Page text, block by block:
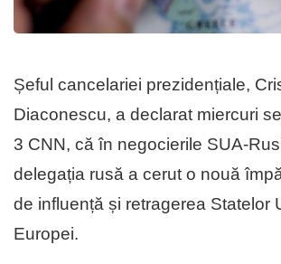
Șeful cancelariei prezidențiale,
Diaconescu, a declarat miercuri
3 CNN, că în negocierile SUA-
delegația rusă a cerut o nouă
de influență și retragerea Statelor
Europei.